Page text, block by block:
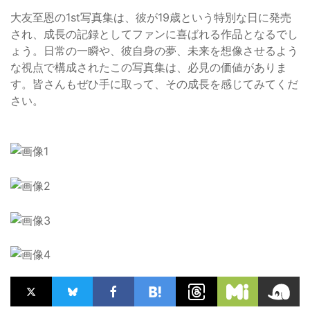
大友至恩の1st写真集は、彼が19歳という特別な日に発売
され、成長の記録としてファンに喜ばれる作品となるでし
ょう。日常の一瞬や、彼自身の夢、未来を想像させるよう
な視点で構成されたこの写真集は、必見の価値がありま
す。皆さんもぜひ手に取って、その成長を感じてみてくだ
さい。